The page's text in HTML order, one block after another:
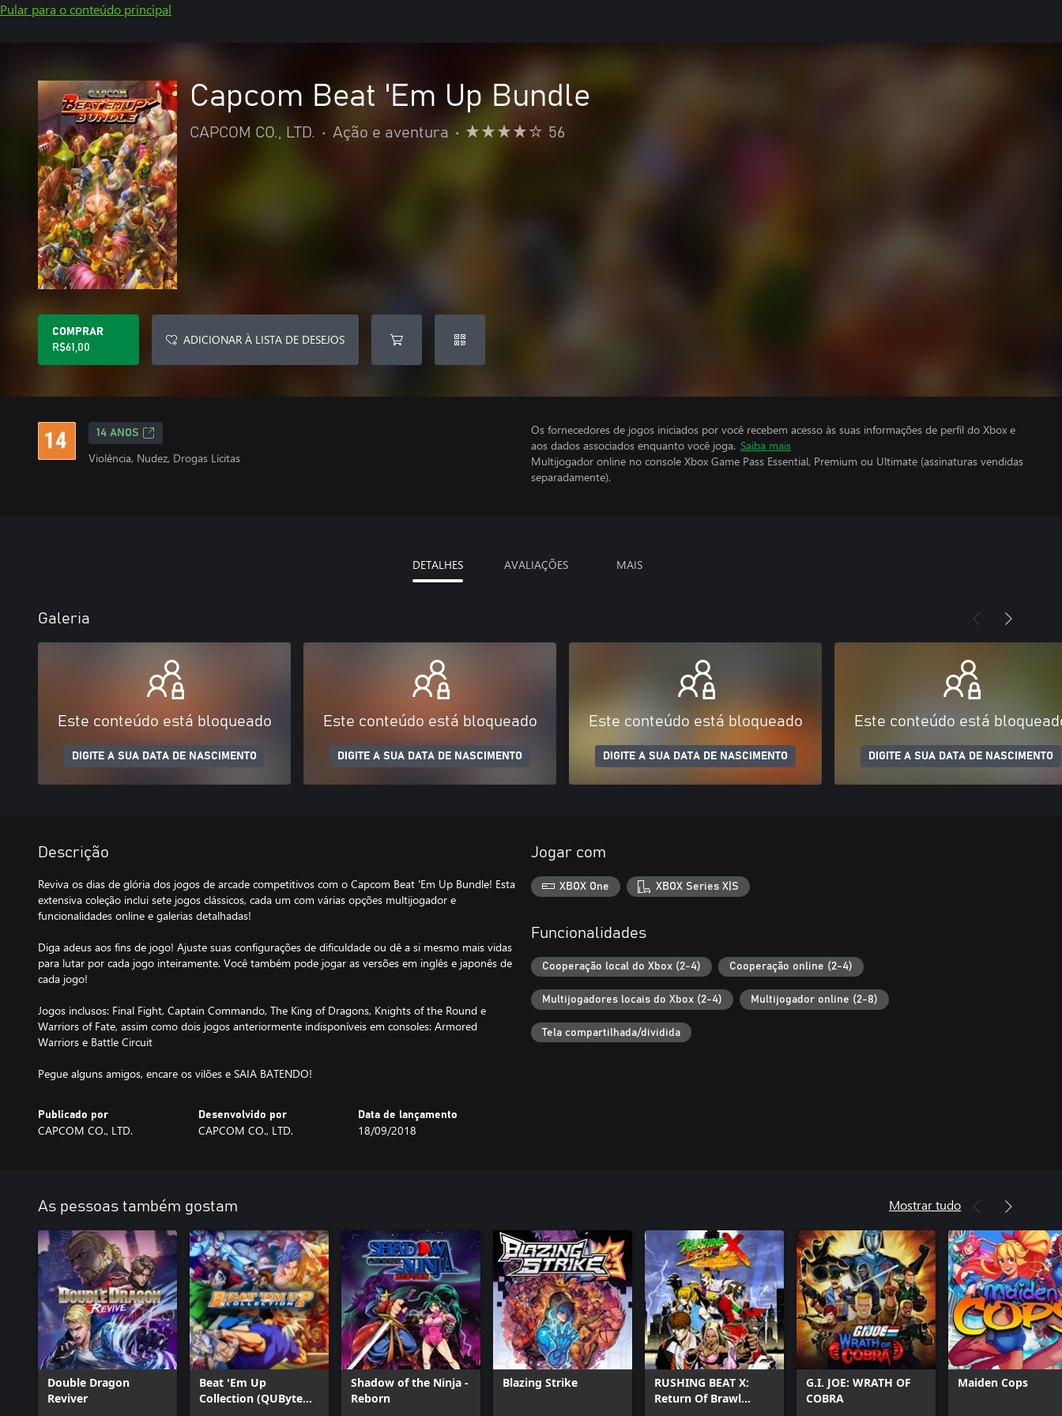
Pular para o conteúdo principal
Capcom Beat 'Em Up Bundle
CAPCOM CO., LTD. • Ação e aventura • 56
COMPRAR
R$61,00
ADICIONAR À LISTA DE DESEJOS
14 ANOS
Violência, Nudez, Drogas Lícitas
Os fornecedores de jogos iniciados por você recebem acesso às suas informações de perfil do Xbox e
aos dados associados enquanto você joga. Saiba mais
Multijogador online no console Xbox Game Pass Essential, Premium ou Ultimate (assinaturas vendidas
separadamente).
DETALHES AVALIAÇÕES MAIS
Galeria
Este conteúdo está bloqueado
DIGITE A SUA DATA DE NASCIMENTO
Este conteúdo está bloqueado
DIGITE A SUA DATA DE NASCIMENTO
Este conteúdo está bloqueado
DIGITE A SUA DATA DE NASCIMENTO
Este conteúdo está
DIGITE A SUA DATA DE NASCIMENTO
Descrição
Reviva os dias de glória dos jogos de arcade competitivos com o Capcom Beat 'Em Up Bundle! Esta
extensiva coleção inclui sete jogos clássicos, cada um com várias opções multijogador e
funcionalidades online e galerias detalhadas!
Diga adeus aos fins de jogo! Ajuste suas configurações de dificuldade ou dê a si mesmo mais vidas
para lutar por cada jogo inteiramente. Você também pode jogar as versões em inglês e japonês de
cada jogo!
Jogos inclusos: Final Fight, Captain Commando, The King of Dragons, Knights of the Round e
Warriors of Fate, assim como dois jogos anteriormente indisponíveis em consoles: Armored
Warriors e Battle Circuit
Pegue alguns amigos, encare os vilões e SAIA BATENDO!
Publicado por
CAPCOM CO., LTD.
Desenvolvido por
CAPCOM CO., LTD.
Data de lançamento
18/09/2018
Jogar com
XBOX One XBOX Series X|S
Funcionalidades
Cooperação local do Xbox (2-4) Cooperação online (2-4)
Multijogadores locais do Xbox (2-4) Multijogador online (2-8)
Tela compartilhada/dividida
As pessoas também gostam Mostrar tudo
Double Dragon
Reviver
Beat 'Em Up
Collection (QUByte
Shadow of the Ninja -
Reborn
Blazing Strike
RUSHING BEAT X:
Return Of Brawl
G.I. JOE: WRATH OF
COBRA
Maiden Cops